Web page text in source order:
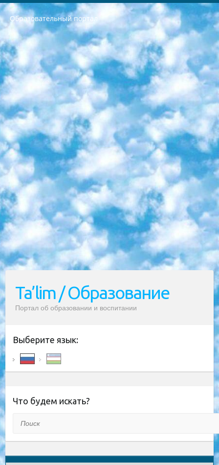
Образовательный портал
РЕСПУБЛИКА УЗБЕКИСТАН МИНИСТРЕРСТВО ДОШКОЛЬНОГО И ШКОЛЬНОГО ОБРАЗОВАНИЯ КОМАНДА в общеобразовательных учреждениях в 2023-2024 учебном году организация и проведение итоговой государственной аттестации обучающихся о Министра дошкольного и школьного образования Республики Узбекистан от 4 марта 2008 года (постановлением Минюста от 20 марта 2008 года № 1778 государственной регистрации) «Итоговое состояние учащихся общего среднего образования на основании положения об утверждении положения об аттестации общего среднего образования выпускной экзамен студентов в образовательных учреждениях в 2023-2024 учебном году В целях организации и прохождения аттестации приказываю: 1. Следующее: перечень предметов, по которым будет проводиться итоговая государственная аттестация и экзамен формы перевода согласно приложению 1; сертификаты международного образца, оценивающие уровень владения иностранными языками перечень согласно приложению 2; 2. Педагогический при специализированных образовательных учреждениях. научно-практический центр квалификации и международной оценки (Д.Давидова) 2024 г. До 25 марта: задания по предметам, по которым будет проводиться итоговая аттестация разработка и утверждение технических условий; итоговая аттестация на основании разработанного предметного задания разработка вопросов по предметам (устно и письменно), экзамен передача; общеобразовательные средние школы и специальные учебные заведения учащиеся выпускных классов школ и интернатов в агентской системе подготовка базы данных экзаменационных материалов и критериев оценки; перевод базы экзаменационных материалов на все языки обучения подать в Республиканский образовательный центр для изготовления; варианты экзаменов на основе разработанных контрольных материалов пусть будут поставлены задачи формирования. 3. Республиканский образовательный центр (Ш.Худайкулов) до 5 апреля 2024 года. до: база данных предоставленных экзаменационных материалов на все языки обучения перевод и экспертиза; для слепых, слабовидящих, глухих, слабослышащих и умственно отсталых детей учащиеся выпускных классов специализированных школ и школ-интернатов база данных экзаменационных материалов на всех преподаваемых языках подготовка критериев оценки; специализированные школы для умственно отсталых детей и технологии для учащихся выпускных классов школ-интернатов разработка соответствующих рекомендаций и критериев проведения ЕГЭ по естествознанию давать задания. 4. Педагогический при специализированных образовательных учреждениях. Научно-практический центр навыков и международной оценки (Д.Давидова), Республика образовательный центр (Худайкулов Ш.) итоговый государственный аттестационный экзамен ориентирован на творческое и логическое мышление при подготовке базы материалов учитывать введение заданий. 5. Следует отметить, что: сертификат государственного образца о знании общеобразовательного предмета и как минимум национальный уровень B1 по предметам на иностранных языках, указанным в Приложении 2. или международно признанный сертификат эквивалентного уровня студенты, изучающие определенный предмет, освобождаются от экзамена; по соответствующим предметам запланирована итоговая государственная аттестация за день до дня, путем жеребьевки Рабочей группой (в письменной форме по предметам, проводимым в форме) из числа сформированных вариантов выбрано 2 варианта; 2 выбранных варианта экзамена анонсированы на официальном сайте министерства и все выпускники по всей стране на основе этих вариантов проводит итоговую государственную аттестацию. 6. Государственное образование учащихся средних общеобразовательных учреждений. знания в соответствии с квалификационными требованиями, которые необходимо приобрести на основании стандартов итоговый (выпускной) контроль для 9 и 11 классов в целях тестирования Экзамены (далее – экзамены) состоят из предметов, перечисленных в приложении 1. будет сделано. 7. Экзамены пройдут с 26 мая по 15 июня 2024 г. (кроме науки физического воспитания). 8. Физическая для учащихся 9 классов общесредних образовательных учреждений. Экзамены по предмету «Образование, квалификация медицина» 1-6 мая 2024 года. сотрудники перевести под присмотр (с отклонениями в физическом или умственном развитии) специализированная школа для детей, школы-интернаты и со сколиозом школы-интернаты санаторного типа для больных детей исключены). 9. Он был слепым, слабовидящим и имел нарушения опорно-двигательного аппарата. экзамены в специализированных школах и интернатах для детей должны проводиться исходя из требований, предъявляемых к общеобразовательным учреждениям (физкультура кроме науки). 10. Специализированная школа для глухих и слабослышащих детей. и экзамены в интернатах и быть реализован в виде письменного теста по математике. 11. Специальность для умственно отсталых детей. Для 9 класса Родной язык и литературное письмо Государственный язык (язык обучения – узбекский). для неклассов) написано Математическое письмо Письменная/устная история Узбекистана Физическое воспитание практично Итоговый контроль Для 11 класса Написание родного языка и литературы (эссе) Математическое письмо Узбекский язык (обучение на узбекском языке) не посещающее общее среднее образование для учреждений)/Образовательное учреждение выбор письменный и устный Иностранный язык письменный/устный Письменная/устная история Узбекистана *По выбору студента:  Химия  Физика  Основы государственного права  География 10 бесплатных образовательных ресурсов - Мы составили подборку онлайн-проектов с интерактивными упражнениями, видеолекциями и статьями. Они помогут вам обрести новые и освежить старые знания бесплатно. 1. «ИНТУИТ» Старейшая образовательная площадка Рунета. Здесь вы найдёте сотни текстовых и видеокурсов на десятки различных тем — от программирования до психологии. Многие курсы подготовлены российскими университетами и крупными международными компаниями вроде Intel и Microsoft. Самостоятельное обучение бесплатное, но желающие могут оплатить услуги персональных наставников. 2. «Смартия» знакомит с актуальными профессиями и подсказывает, как им обучаться. Выбрав заинтересовавшую вас специальность — SMM-специалист, фотограф, веб-дизайнер или другую, — увидите список необходимых для неё умений. Чтобы вы могли освоить их самостоятельно, для каждого умения площадка отображает подборку ссылок на учебные материалы. Хотя «Смартия» ориентируется на русскоязычную аудиторию, часть контента всё же доступна только на английском. 3. «Лекторий Физтеха» Проект Московского физико-технического института (Физтеха). С его помощью вы можете смотреть онлайн серии лекций, записанные на видео в этом вузе. В числе доступных предметов — физика, биология, химия, информационные технологии и другие. К некоторым лекциям администрация ресурса прилагает готовые конспекты, которые можно скачивать в PDF-формате. 4. ITMOcourses Онлайн-площадка Санкт-Петербургского национального исследовательского университета информационных технологий, механики и оптики (ИТМО). Ресурс предоставляет свободный доступ к курсам, разработанным в этом вузе. Каталог материалов разбит на четыре категории: «Оптические системы и технологии», «Приборостроение и робототехника», «Информационные технологии» и «Биотехнологии». Курсы состоят из видеолекций, интерактивных демонстраций и заданий. 5. «КиберЛенинка» Электронная научная библиотека открытого доступа. Каталог площадки регулярно обрастает текстами статей из различных научных изданий. Сгруппированные по журналам и рубрикам публикации можно читать онлайн или скачивать целиком в PDF-формате. Проект нацелен на популяризацию науки за счёт открытого доступа к качественной информации. 6. «ПостНаука» На этом ресурсе публикуют подборки видеолекций, составленные экспертами из разных отраслей и объединённые общими темами. Среди них, к примеру, есть серии «Биоинформатика и геномика», «Культура средневековой Скандинавии» и Cinema Studies о теории кино. Каждая подборка лекций — логически связанная история, рассказанная экспертом от первого лица. Кроме того, на сайте появляются научно-образовательные статьи и тесты на разные темы. 7. «Newочём» Команда проекта «Newочём» отбирает самые интересные тексты из англоязычных СМИ и переводит те из них, за которые голосуют участники сообщества «ВКонтакте». По большей части это научно-популярные статьи. Редакторы придумывают лишь заголовки, в остальном содержание переводов соответствует оригиналам. Полные тексты можно читать прямо в социальной сети. 8. InternetUrok Онлайн-база материалов по основным дисциплинам школьной программы. Информация на сайте структурирована по классам, предметам и темам (урокам). Каждый урок состоит из видеолекций и конспектов. Есть также интерактивные тренажёры и тесты для закрепления пройденного материала. Даже если вы давно окончили школу, возможность повторить программу старших классов всегда может пригодиться. 9. Edutainme Ещё один ресурс об образовании. В отличие от Newtonew, как мне кажется, Edutainme больше ориентируется на представителей индустрии: педагогов, предпринимателей, разработчиков образовательных проектов. Но и любой, кто просто стремится к саморазвитию, найдёт на сайте много полезного и интересного для себя. Например, информацию о новых курсах и образовательных сервисах. 10. Newtonew Онлайн-медиа об образовании и обучении в широком смысле. Авторы Newtonew пишут об инструментах, заведениях, тактиках и стратегиях, которые помогают учить других и получать новые знания самостоятельно. На этой площадке вы найдёте новости, обзоры, аналитические мат
Ta’lim / Образование
Портал об образовании и воспитании
Выберите язык:
Что будем искать?